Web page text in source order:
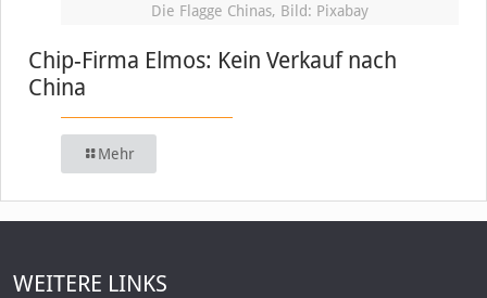
Die Flagge Chinas, Bild: Pixabay
Chip-Firma Elmos: Kein Verkauf nach
China
Mehr
WEITERE LINKS